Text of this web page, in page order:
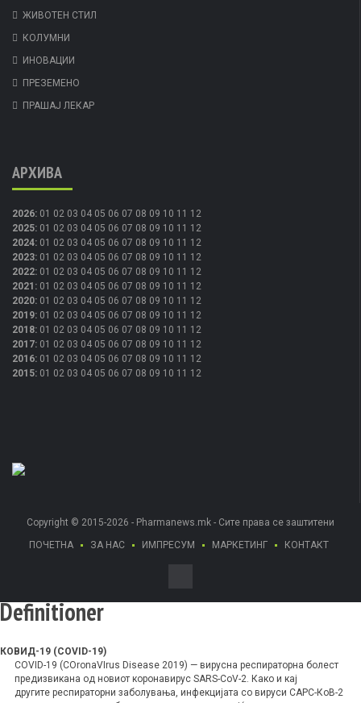
ЖИВОТЕН СТИЛ
КОЛУМНИ
ИНОВАЦИИ
ПРЕЗЕМЕНО
ПРАШАЈ ЛЕКАР
АРХИВА
2026: 01 02 03 04 05 06 07 08 09 10 11 12
2025: 01 02 03 04 05 06 07 08 09 10 11 12
2024: 01 02 03 04 05 06 07 08 09 10 11 12
2023: 01 02 03 04 05 06 07 08 09 10 11 12
2022: 01 02 03 04 05 06 07 08 09 10 11 12
2021 : 01 02 03 04 05 06 07 08 09 10 11 12
2020: 01 02 03 04 05 06 07 08 09 10 11 12
2019: 01 02 03 04 05 06 07 08 09 10 11 12
2018: 01 02 03 04 05 06 07 08 09 10 11 12
2017: 01 02 03 04 05 06 07 08 09 10 11 12
2016: 01 02 03 04 05 06 07 08 09 10 11 12
2015: 01 02 03 04 05 06 07 08 09 10 11 12
Copyright © 2015-2026 - Pharmanews.mk - Сите права се заштитени
ПОЧЕТНА
ЗА НАС ИМПРЕСУМ МАРКЕТИНГ КОНТАКТ
Definitioner
КОВИД-19 (COVID-19)
COVID-19 (COronaVIrus Disease 2019) — вирусна респираторна болест
предизвикана од новиот коронавирус SARS-CoV-2. Како и кај
другите респираторни заболувања, инфекцијата со вируси САРС-КоВ-2